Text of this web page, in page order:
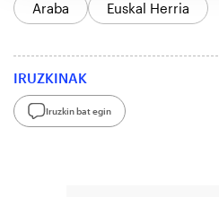
Araba
Euskal Herria
IRUZKINAK
Iruzkin bat egin